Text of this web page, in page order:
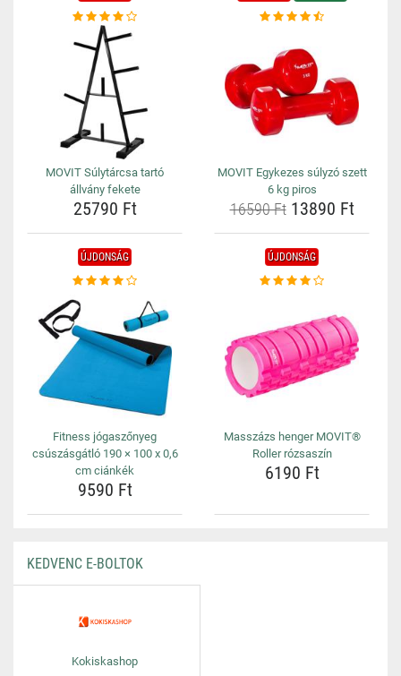
MOVIT Súlytárcsa tartó
állvány fekete
25790 Ft
MOVIT Egykezes súlyzó szett
6 kg piros
16590 Ft13890 Ft
ÚJDONSÁG
Fitness jógaszőnyeg
csúszásgátló 190 × 100 x 0,6
cm ciánkék
9590 Ft
ÚJDONSÁG
Masszázs henger MOVIT®
Roller rózsaszín
6190 Ft
KEDVENC E-BOLTOK
Kokiskashop